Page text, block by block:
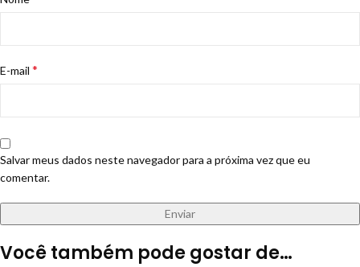
E-mail *
Salvar meus dados neste navegador para a próxima vez que eu
comentar.
Você também pode gostar de…